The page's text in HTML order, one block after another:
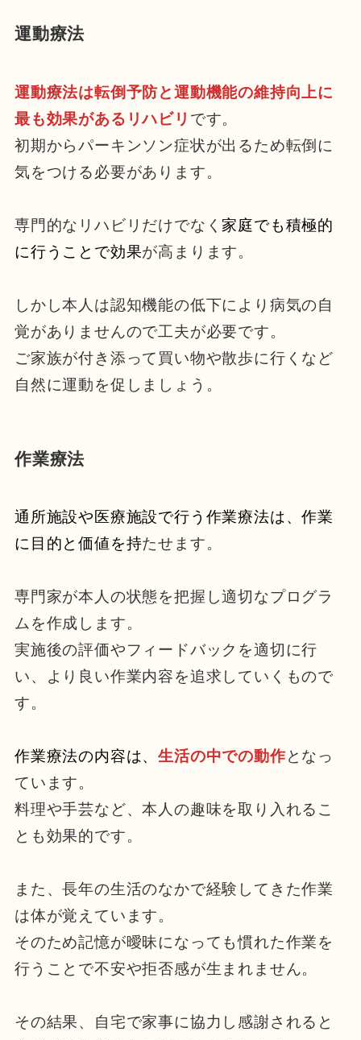
運動療法
運動療法は転倒予防と運動機能の維持向上に
最も効果があるリハビリ です。
初期からパーキンソン症状が出るため転倒に
気をつける必要があります。
専門的なリハビリだけでなく 家庭でも積極的
に行うことで効果が高まります。
しかし本人は認知機能の低下により病気の自
覚がありませんので工夫が必要です。
ご家族が付き添って買い物や散歩に行くなど
自然に運動を促しましょう。
作業療法
通所施設や医療施設で行う作業療法は、作業
に目的と価値を持たせます。
専門家が本人の状態を把握し適切なプログラ
ムを作成します。
実施後の評価やフィードバックを適切に行
い、より良い作業内容を追求していくもので
す。
作業療法の内容は、生活の中での動作となっ
ています。
料理や手芸など、本人の趣味を取り入れるこ
とも効果的です。
また、長年の生活のなかで経験してきた作業
は体が覚えています。
そのため記憶が曖昧になっても慣れた作業を
行うことで不安や拒否感が生まれません。
その結果、自宅で家事に協力し感謝されると